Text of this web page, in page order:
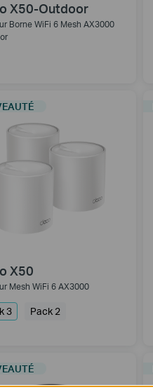
X50-Outdoor
Borne WiFi 6 Mesh AX3000
X50
Mesh WiFi 6 AX3000
3 Pack 2